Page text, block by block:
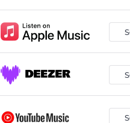
Glina
Bool
Węch